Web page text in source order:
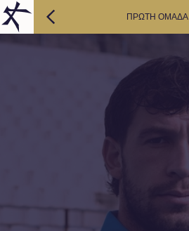
ΠΡΩΤΗ ΟΜΑΔΑ